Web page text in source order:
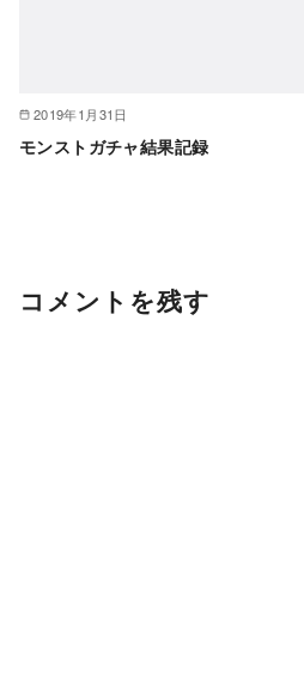
2019年1月31日
モンストガチャ結果記録
コメントを残す